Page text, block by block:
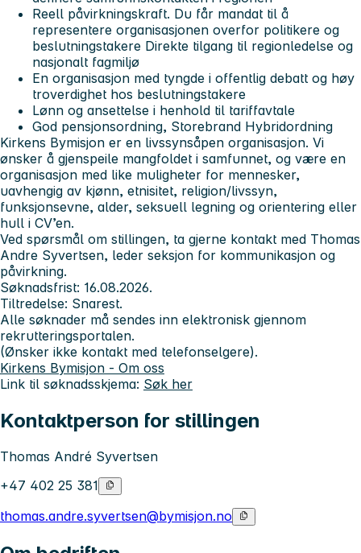
Reell påvirkningskraft. Du får mandat til å
representere organisasjonen overfor politikere og
beslutningstakere Direkte tilgang til regionledelse og
nasjonalt fagmiljø
En organisasjon med tyngde i offentlig debatt og høy
troverdighet hos beslutningstakere
Lønn og ansettelse i henhold til tariffavtale
God pensjonsordning, Storebrand Hybridordning
Kirkens Bymisjon er en livssynsåpen organisasjon. Vi
ønsker å gjenspeile mangfoldet i samfunnet, og være en
organisasjon med like muligheter for mennesker,
uavhengig av kjønn, etnisitet, religion/livssyn,
funksjonsevne, alder, seksuell legning og orientering eller
hull i CV’en.
Ved spørsmål om stillingen, ta gjerne kontakt med Thomas
Andre Syvertsen, leder seksjon for kommunikasjon og
påvirkning.
Søknadsfrist: 16.08.2026.
Tiltredelse: Snarest.
Alle søknader må sendes inn elektronisk gjennom
rekrutteringsportalen.
(Ønsker ikke kontakt med telefonselgere).
Kirkens Bymisjon - Om oss
Link til søknadsskjema: Søk her
Kontaktperson for stillingen
Thomas André Syvertsen
+47 402 25 381
thomas.andre.syvertsen@bymisjon.no